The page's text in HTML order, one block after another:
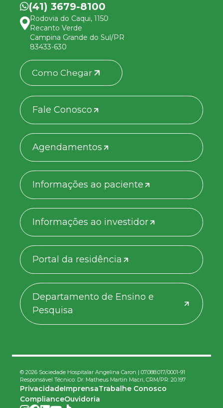
(41) 3679-8100
Rodovia do Caqui, 1150
Recanto Verde
Campina Grande do Sul/PR
83433-630
Como Chegar
Fale Conosco
Agendamentos
Informações ao paciente
Informações ao investidor
Portal da residência
Departamento de Ensino e
Pesquisa
© 2026 Sociedade Hospitalar Angelina Caron | 07.088.017/0001-91
Responsável Técnico: Dr. Matheus Martin Macri, CRM/PR: 20.197
PrivacidadeImprensaTrabalhe Conosco
ComplianceOuvidoria